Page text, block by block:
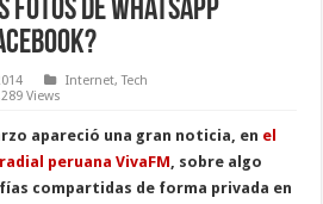
fotos de WhatsApp
Internet,Tech
Views
apareció una gran noticia, en el
peruana VivaFM, sobre algo
compartidas de forma privada en